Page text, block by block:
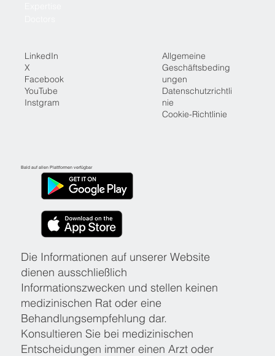
Allgemeine
Geschäftsbeding
ungen
Datenschutzrichtli
nie
Cookie-Richtlinie
LinkedIn
X
Facebook
YouTube
Instgram
Bald auf allen Plattformen verfügbar
Die Informationen auf unserer Website
dienen ausschließlich
Informationszwecken und stellen keinen
medizinischen Rat oder eine
Behandlungsempfehlung dar.
Konsultieren Sie bei medizinischen
Entscheidungen immer einen Arzt oder